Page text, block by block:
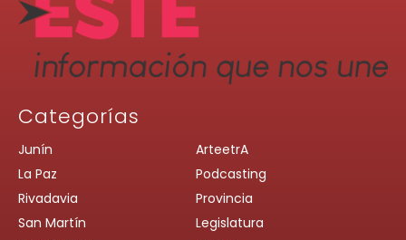
Categorías
Junín
La Paz
Rivadavia
San Martín
ArteetrA
Podcasting
Provincia
Legislatura